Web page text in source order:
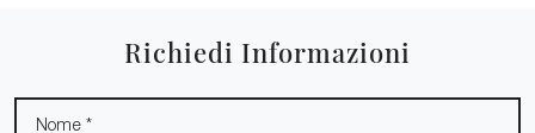
Richiedi Informazioni